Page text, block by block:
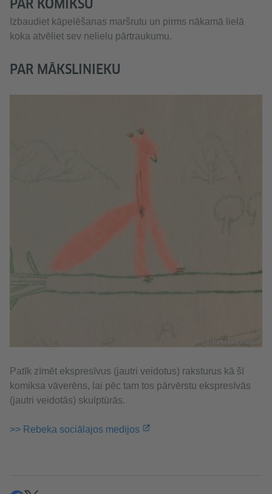
PAR KOMIKSU
Izbaudiet kāpelēšanas maršrutu un pirms nākamā lielā
koka atvēliet sev nelielu pārtraukumu.
PAR MĀKSLINIEKU
© Rebeka Lukošus
Patīk zīmēt ekspresīvus (jautri veidotus) raksturus kā šī
komiksa vāverēns, lai pēc tam tos pārvērstu ekspresīvās
(jautri veidotās) skulptūrās.
>> Rebeka sociālajos medijos